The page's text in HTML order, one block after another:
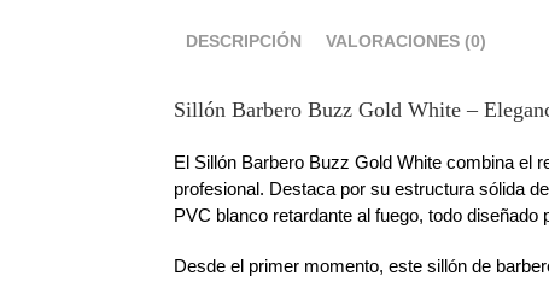
DESCRIPCIÓN VALORACIONES (0)
Sillón Barbero Buzz Gold White –
El Sillón Barbero Buzz Gold White combina el
profesional. Destaca por su estructura sólida
PVC blanco retardante al fuego, todo diseñado
Desde el primer momento, este sillón de